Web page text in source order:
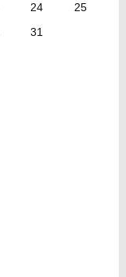
24
25
31